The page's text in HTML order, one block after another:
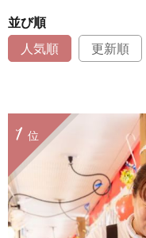
並び順
人気順
更新順
位
1